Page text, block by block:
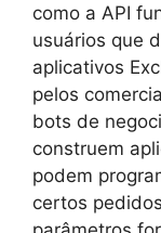
como a API
usuários que
aplicativos
pelos
bots de
construem
podem
certos